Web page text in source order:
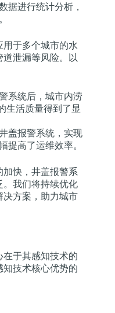
据进行统计分析，
用于多个城市的水
泄漏等风险。以
系统后，城市内涝
生活质量得到了显
盖报警系统，实现
提高了运维效率。
加快，井盖报警系
。我们将持续优化
决方案，助力城市
在于其感知技术的
知技术核心优势的